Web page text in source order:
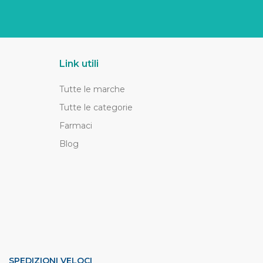
Link utili
Tutte le marche
Tutte le categorie
Farmaci
Blog
SPEDIZIONI VELOCI